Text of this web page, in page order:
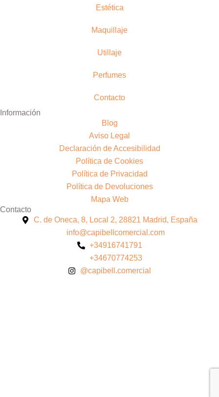
Estética
Maquillaje
Utillaje
Perfumes
Contacto
Información
Blog
Aviso Legal
Declaración de Accesibilidad
Política de Cookies
Política de Privacidad
Política de Devoluciones
Mapa Web
Contacto
C. de Oneca, 8, Local 2, 28821 Madrid, España
info@capibellcomercial.com
+34916741791
+34670774253
@capibell.comercial